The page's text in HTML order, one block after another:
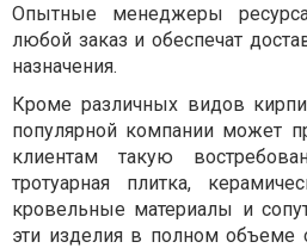
Опытные менеджеры
любой заказ и обеспечат
назначения.
Кроме различных видов
популярной компании может
клиентам такую
тротуарная плитка,
кровельные материалы и
эти изделия в полном объеме